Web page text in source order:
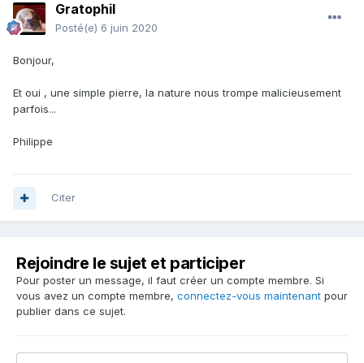
Gratophil
Posté(e) 6 juin 2020
Bonjour,
Et oui , une simple pierre, la nature nous trompe malicieusement
parfois...
Philippe
Citer
Rejoindre le sujet et participer
Pour poster un message, il faut créer un compte membre. Si
vous avez un compte membre, connectez-vous maintenant pour
publier dans ce sujet.